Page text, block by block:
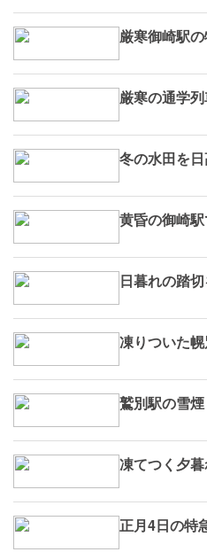
厳寒御崎駅
厳寒の通学
冬の水田を
黄昏の御崎
日暮れの踏
凍りついた
鷲別駅の雪煙
凍てつく夕
正月4日の特